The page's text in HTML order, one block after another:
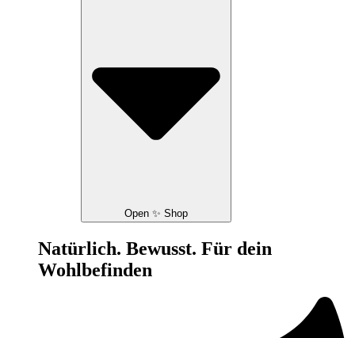
Open ✨ Shop
Natürlich. Bewusst. Für dein
Wohlbefinden